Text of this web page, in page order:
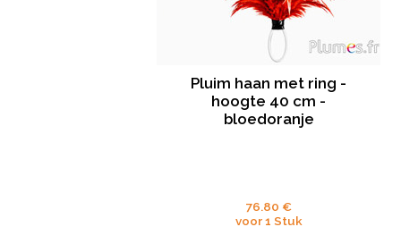
Pluim haan met ring -
hoogte 40 cm -
bloedoranje
76.80 €
voor 1 Stuk